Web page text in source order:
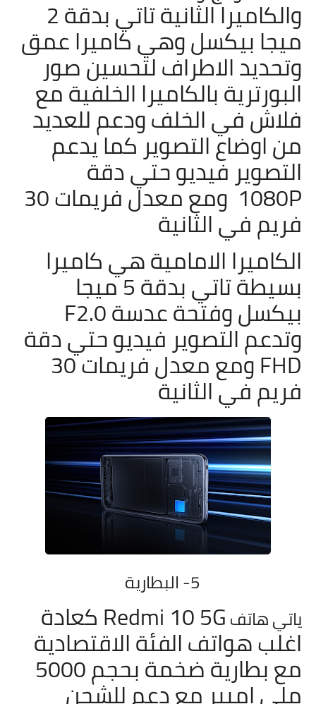
والكاميرا الثانية تاتي بدقة 2
ميجا بيكسل وهي كاميرا عمق
وتحديد الاطراف لتحسين صور
البورترية بالكاميرا الخلفية مع
فلاش في الخلف ودعم للعديد
من اوضاع التصوير كما يدعم
التصوير فيديو حتي دقة
1080P ومع معدل فريمات 30
فريم في الثانية
الكاميرا الامامية هي كاميرا
بسيطة تاتي بدقة 5 ميجا
بيكسل وفتحة عدسة F2.0
وتدعم التصوير فيديو حتي دقة
FHD ومع معدل فريمات 30
فريم في الثانية
ياتي هاتف
Redmi 10 5G كعادة
اغلب هواتف الفئة الاقتصادية
مع بطارية ضخمة بحجم 5000
ملي امبير مع دعم للشحن